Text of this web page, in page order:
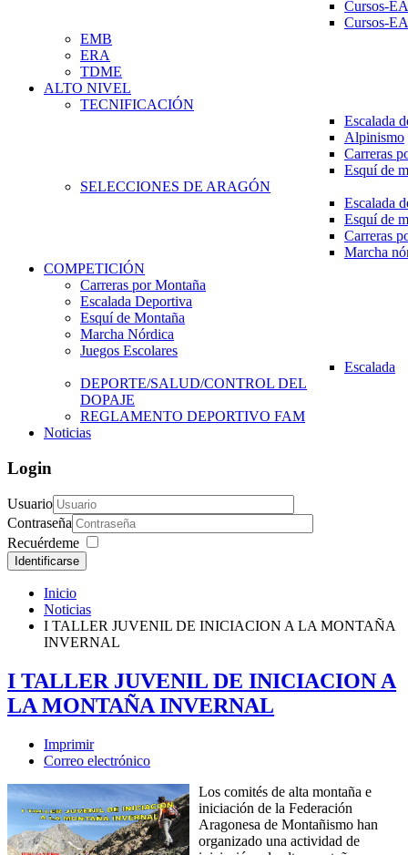
Cursos-
Cursos-
EMB
ERA
TDME
ALTO NIVEL
TECNIFICACIÓN
Escalada
Alpinismo
Carreras
Esquí de
SELECCIONES DE ARAGÓN
Escalada
Esquí de
Carreras
Marcha
COMPETICIÓN
Carreras por Montaña
Escalada Deportiva
Esquí de Montaña
Marcha Nórdica
Juegos Escolares
Escalada
DEPORTE/SALUD/CONTROL DEL
DOPAJE
REGLAMENTO DEPORTIVO FAM
Noticias
Login
Usuario
Contraseña
Recuérdeme
Identificarse
Inicio
Noticias
I TALLER JUVENIL DE INICIACION A LA MONTAÑA
INVERNAL
I TALLER JUVENIL DE INICIACION A
LA MONTAÑA INVERNAL
Imprimir
Correo electrónico
Los comités de alta montaña e
iniciación de la Federación
Aragonesa de Montañismo han
organizado una actividad de